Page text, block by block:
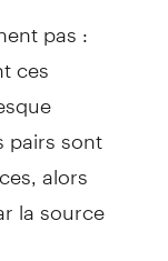
pas :
ces
pairs sont
alors
la source